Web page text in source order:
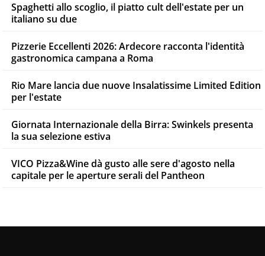
Spaghetti allo scoglio, il piatto cult dell'estate per un
italiano su due
Pizzerie Eccellenti 2026: Ardecore racconta l'identità
gastronomica campana a Roma
Rio Mare lancia due nuove Insalatissime Limited Edition
per l'estate
Giornata Internazionale della Birra: Swinkels presenta
la sua selezione estiva
VICO Pizza&Wine dà gusto alle sere d'agosto nella
capitale per le aperture serali del Pantheon